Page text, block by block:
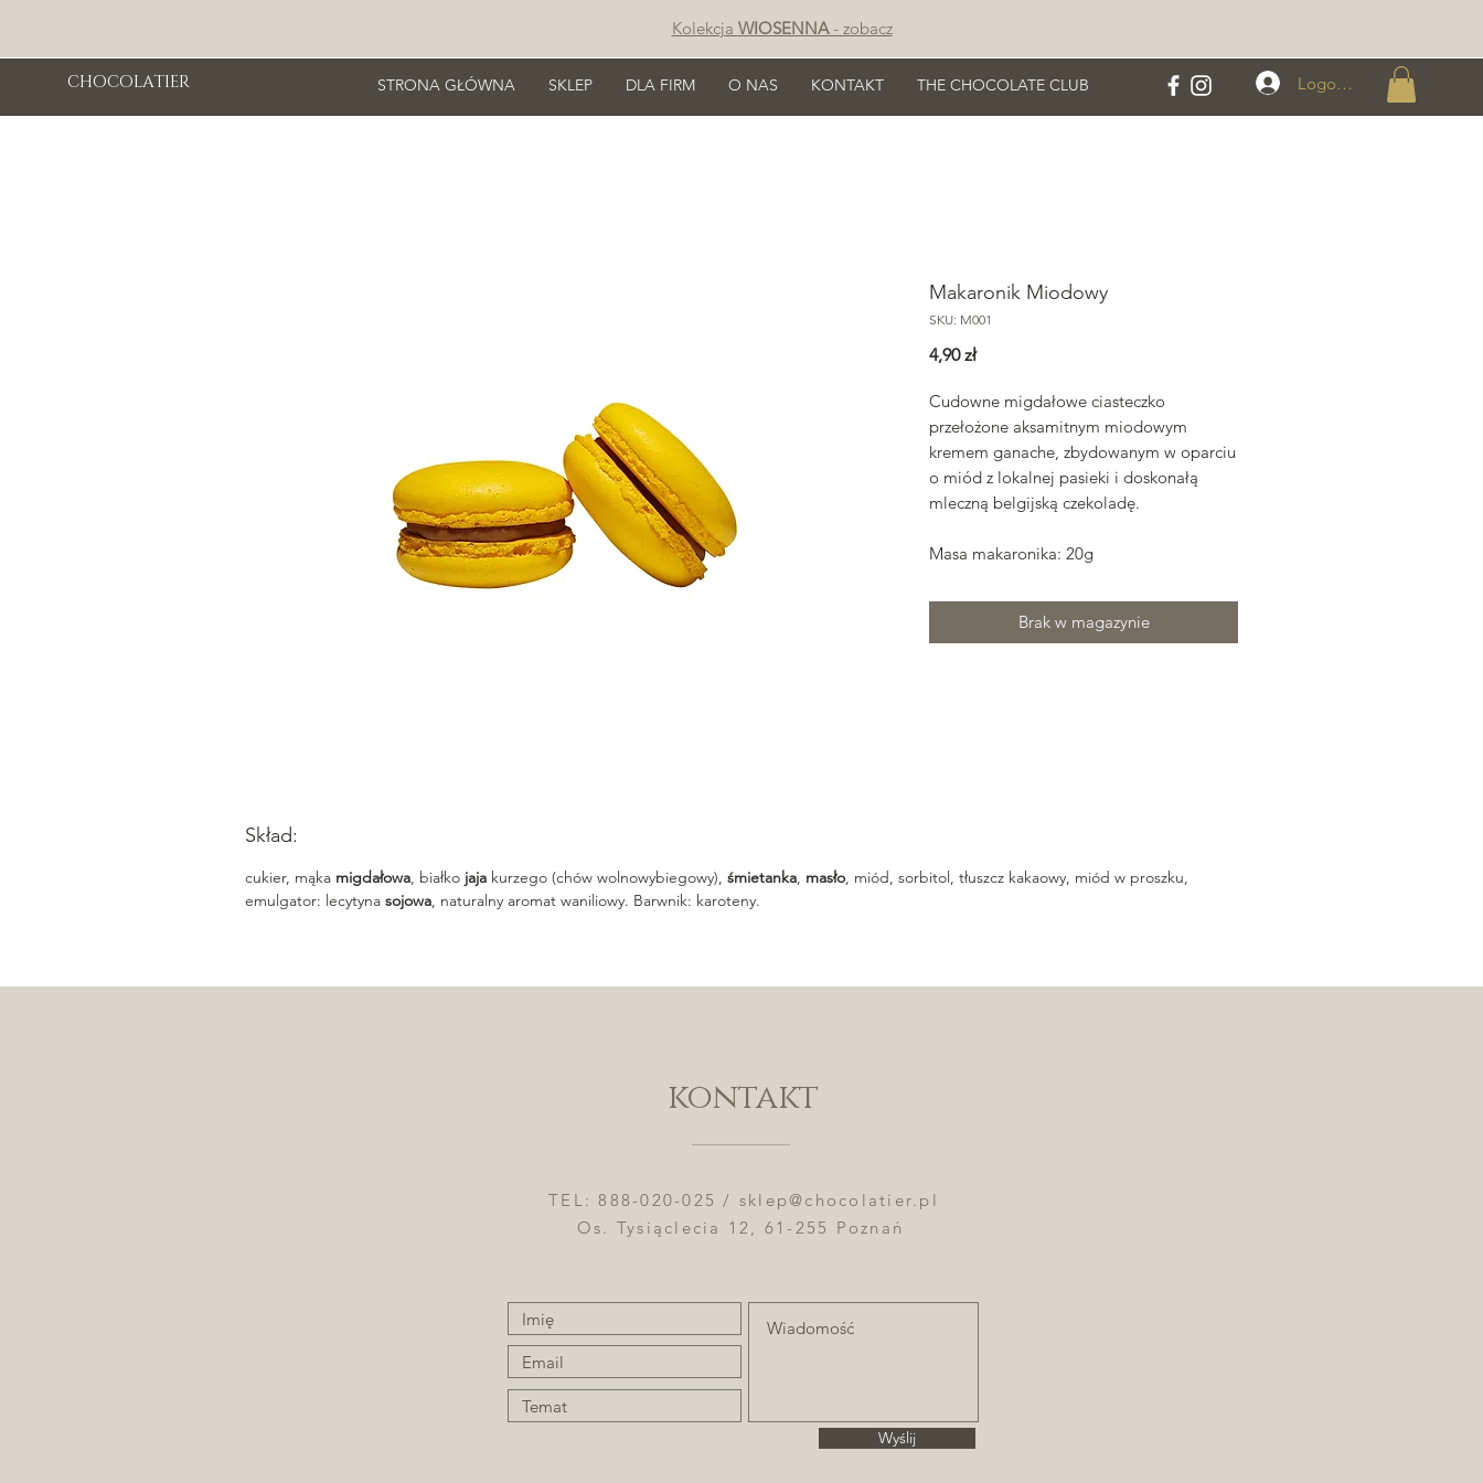
Kolekcja WIOSENNA- zobacz
CHOCOLATIER Logowanie
STRONA GŁÓWNA SKLEP DLA FIRM O NAS KONTAKT THE CHOCOLATE CLUB
Makaronik Miodowy
SKU: M001
4,90 złCena
Cudowne migdałowe ciasteczko
przełożone aksamitnym miodowym
kremem ganache, zbydowanym w oparciu
o miód z lokalnej pasieki i doskonałą
mleczną belgijską czekoladę.
Masa makaronika: 20g
Brak w magazynie
Skład:
cukier, mąka migdałowa, białko jaja kurzego (chów wolnowybiegowy), śmietanka, masło, miód, sorbitol, tłuszcz kakaowy, miód w proszku,
emulgator: lecytyna sojowa, naturalny aromat waniliowy. Barwnik: karoteny.
kontakt
TEL: 888-020-025 / sklep@chocolatier.pl
Os. Tysiąclecia 12, 61-255 Poznań
Wyślij